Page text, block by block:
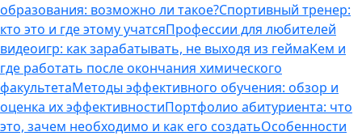
образования: возможно ли такое?Спортивный тренер:
кто это и где этому учатсяПрофессии для любителей
видеоигр: как зарабатывать, не выходя из геймаКем и
где работать после окончания химического
факультетаМетоды эффективного обучения: обзор и
оценка их эффективностиПортфолио абитуриента: что
это, зачем необходимо и как его создатьОсобенности